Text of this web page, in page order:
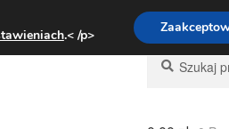
Pn.-pt. 9:00-16:00800 003
Szukaj:
Szukaj
.< /p>